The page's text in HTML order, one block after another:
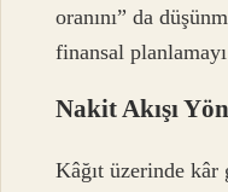
oranını” da
finansal
Nakit Akışı
Kâğıt üzerinde